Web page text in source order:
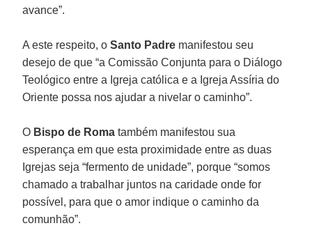
avance”.
A este respeito, oSanto Padre manifestou seu
desejo de que “a Comissão Conjunta para o Diálogo
Teológico entre a Igreja católica e a Igreja Assíria do
Oriente possa nos ajudar a nivelar o caminho”.
O Bispo de Roma também manifestou sua
esperança em que esta proximidade entre as duas
Igrejas seja “fermento de unidade”, porque “somos
chamado a trabalhar juntos na caridade onde for
possível, para que o amor indique o caminho da
comunhão”.